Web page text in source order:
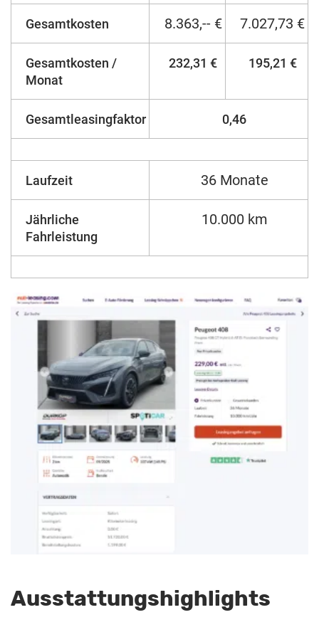
Gesamtkosten 8.363,-- € 7.027,73 €
Gesamtkosten /
Monat
232,31 € 195,21 €
Gesamtleasingfaktor 0,46
Laufzeit 36 Monate
Jährliche
Fahrleistung
10.000 km
Ausstattungshighlights